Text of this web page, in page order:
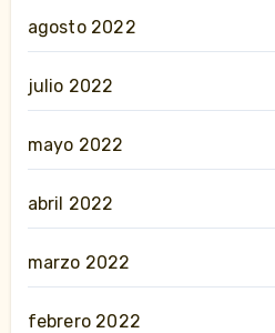
agosto 2022
julio 2022
mayo 2022
abril 2022
marzo 2022
febrero 2022